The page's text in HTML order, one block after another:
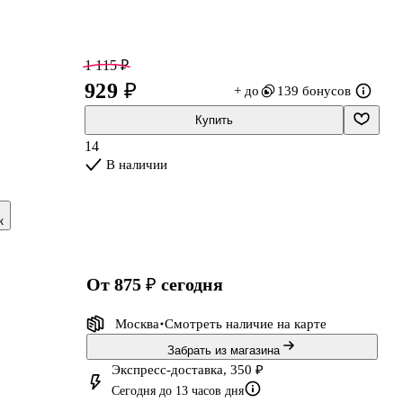
1 115 ₽
929 ₽ + до 139 бонусов
Купить
14
В наличии
от 875 ₽ сегодня
Москва Смотреть наличие на карте
Забрать из магазина
Экспресс-доставка, 350 ₽
Сегодня до 13 часов дня